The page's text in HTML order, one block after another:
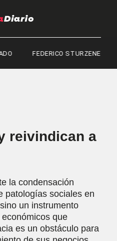
FEDERICO STURZENEGGER
reivindican a
la condensación
patologías sociales en
un instrumento
que
es un obstáculo para